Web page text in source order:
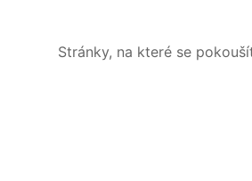
Stránky, na které se